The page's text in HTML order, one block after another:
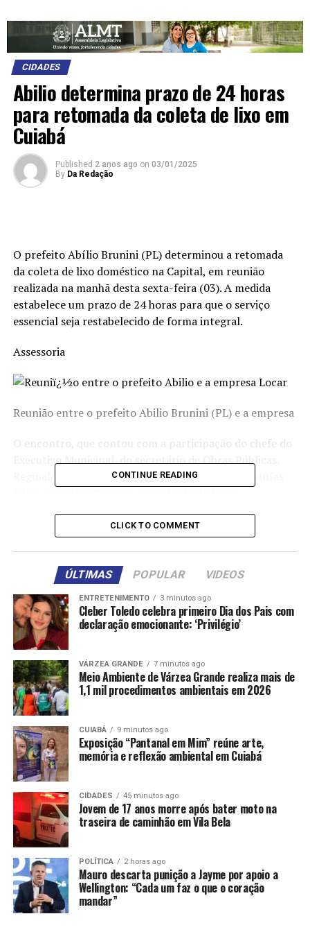
CIDADES
Abilio determina prazo de 24 horas
para retomada da coleta de lixo em
Cuiabá
Published 2 anos ago on 03/01/2025
By Da Redação
O prefeito Abílio Brunini (PL) determinou a retomada
da coleta de lixo doméstico na Capital, em reunião
realizada na manhã desta sexta-feira (03). A medida
estabelece um prazo de 24 horas para que o serviço
essencial seja restabelecido de forma integral.
Assessoria
Reunião entre o prefeito Abilio Brunini (PL) e a empresa
O encontro, que contou com a participação do chefe do
Executivo Municipal, do secretário de Obras Públicas,
Reginaldo Teixeira, do secretário de Governo, Ananías
operacional da terceirizada, resultou no compromisso
garantimos que os repasses serão feitos de forma
transparente e regular. Se essa situação persistir,
tomaremos medidas mais duras”, afirmou o prefeito
Abílio Brunini.
Durante o encontro, o prefeito mencionou que a Locar
apontou uma dívida de R$ 40 milhões referente a um
contrato anterior. Contudo, ele esclareceu que um novo
contrato foi firmado há 30 dias, mesmo com essa
pendência. “Deixamos claro que o serviço precisa ser
retomado imediatamente. A dívida será enviada à
destacou Brunini.
Atualmente, Cuiabá gera cerca de 400 toneladas de lixo
doméstico por dia, sendo que a região central da cidade
é responsável por 70 toneladas desse volume. “Estamos
tomando providências porque nosso compromisso é
com a população. A coleta de lixo é um dos problemas
mais graves nos serviços urbanos da cidade. Solicitamos
CONTINUE READING
CLICK TO COMMENT
ÚLTIMAS POPULAR VIDEOS
ENTRETENIMENTO 3 minutos ago
Cleber Toledo celebra primeiro Dia dos Pais com
declaração emocionante: ‘Privilégio’
VÁRZEA GRANDE 7 minutos ago
Meio Ambiente de Várzea Grande realiza mais de
1,1 mil procedimentos ambientais em 2026
CUIABÁ 9 minutos ago
Exposição “Pantanal em Mim” reúne arte,
memória e reflexão ambiental em Cuiabá
CIDADES 45 minutos ago
Jovem de 17 anos morre após bater moto na
traseira de caminhão em Vila Bela
POLÍTICA 2 horas ago
Mauro descarta punição a Jayme por apoio a
Wellington: “Cada um faz o que o coração
mandar”